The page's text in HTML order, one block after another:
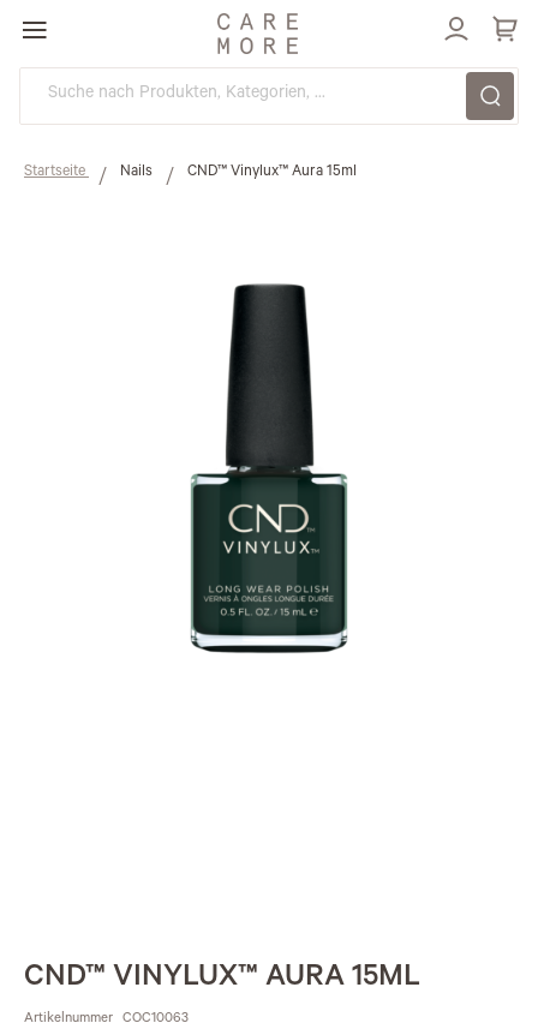
Direkt
zum
Inhalt
Startseite Nails CND™ Vinylux™ Aura 15ml
CND™ VINYLUX™ AURA 15ML
Artikelnummer COC10063